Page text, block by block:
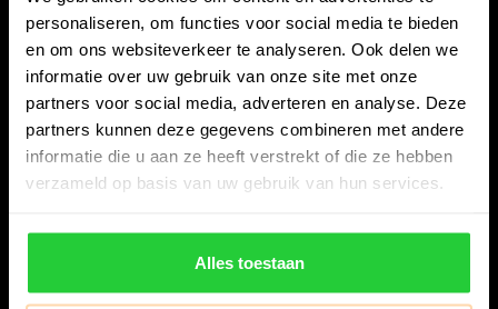
personaliseren, om functies voor social media te bieden
en om ons websiteverkeer te analyseren. Ook delen we
informatie over uw gebruik van onze site met onze
partners voor social media, adverteren en analyse. Deze
partners kunnen deze gegevens combineren met andere
informatie die u aan ze heeft verstrekt of die ze hebben
verzameld op basis van uw gebruik van hun services.
Alles toestaan
Bespanracket.nl is dé racketspecialist van Lelystad en
omstreken.
Snijdersstraat 6
8224 AA Lelystad
Nederland